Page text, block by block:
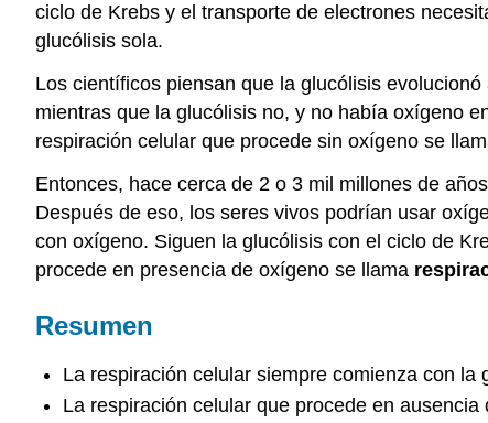
ciclo de Krebs y el transporte de electrones
glucólisis sola.
Los científicos piensan que la glucólisis
mientras que la glucólisis no, y no había oxígeno
respiración celular que procede sin oxígeno se
Entonces, hace cerca de 2 o 3 mil millones de
Después de eso, los seres vivos podrían usar
con oxígeno. Siguen la glucólisis con el ciclo de
procede en presencia de oxígeno se llama
Resumen
La respiración celular siempre comienza con
La respiración celular que procede en